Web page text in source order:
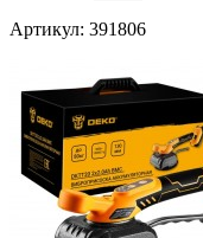
Артикул: 391806